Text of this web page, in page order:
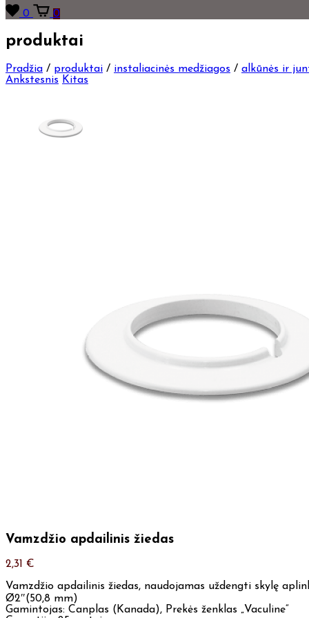
0 0
produktai
Pradžia / produktai / instaliacinės medžiagos / alkūnės ir
Ankstesnis Kitas
Vamzdžio apdailinis žiedas
2,31 €
Vamzdžio apdailinis žiedas, naudojamas uždengti skylę
Ø2″(50,8 mm)
Gamintojas: Canplas (Kanada), Prekės ženklas „Vaculine“